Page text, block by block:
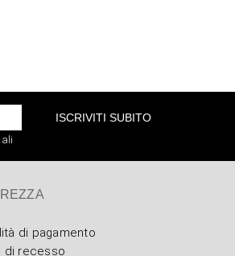
ISCRIVITI SUBITO
di pagamento
di recesso